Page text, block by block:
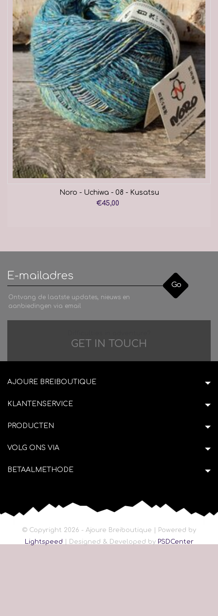
Noro - Uchiwa - 08 - Kusatsu
€45,00
Go
Ontvang de laatste updates, nieuws en
aanbiedingen via email
GET IN TOUCH
AJOURE BREIBOUTIQUE
KLANTENSERVICE
PRODUCTEN
VOLG ONS VIA
BETAALMETHODE
© Copyright 2026 - Ajoure Breiboutique | Powered by
Lightspeed | Designed & Developed by PSDCenter